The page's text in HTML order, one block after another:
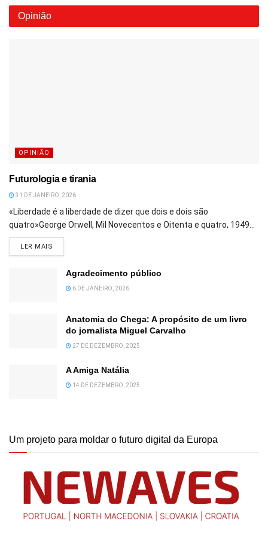
Opinião
OPINIÃO
Futurologia e tirania
31 DE JANEIRO, 2026
«Liberdade é a liberdade de dizer que dois e dois são
quatro»George Orwell, Mil Novecentos e Oitenta e quatro, 1949...
LER MAIS
Agradecimento público
6 DE JANEIRO, 2026
Anatomia do Chega: A propósito de um livro
do jornalista Miguel Carvalho
27 DE DEZEMBRO, 2025
A Amiga Natália
14 DE DEZEMBRO, 2025
Um projeto para moldar o futuro digital da Europa